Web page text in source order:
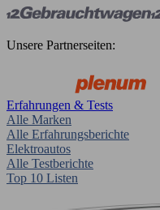
Unsere Partnerseiten:
Erfahrungen & Tests
Alle Marken
Alle Erfahrungsberichte
Elektroautos
Alle Testberichte
Top 10 Listen